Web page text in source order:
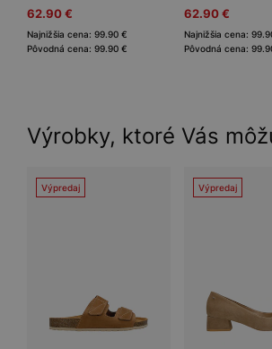
62.90 €
Najnižšia cena: 99.90 €
Pôvodná cena: 99.90 €
62.90 €
Najnižšia cena:
Pôvodná cena:
Výrobky, ktoré Vás
Výpredaj Výpredaj